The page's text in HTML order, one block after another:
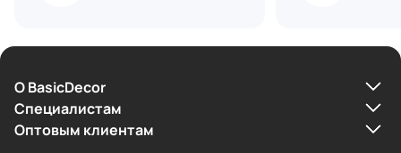
О BasicDecor
Cпециалистам
Оптовым клиентам